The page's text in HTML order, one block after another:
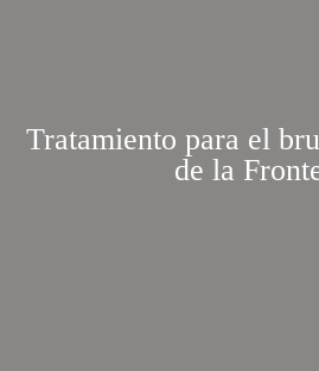
Tratamiento para el
de la